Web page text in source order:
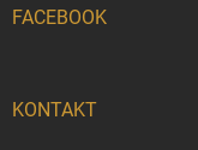
FACEBOOK
KONTAKT